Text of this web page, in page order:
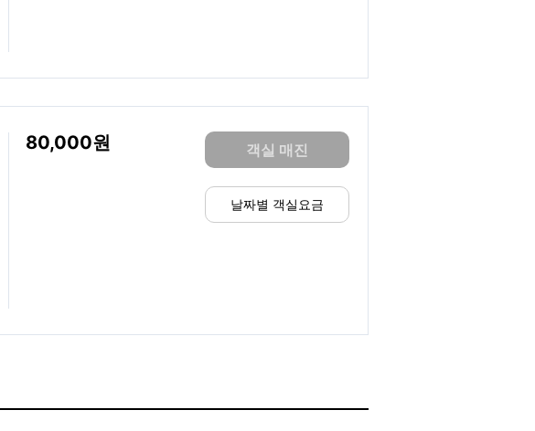
80,000 객실 매진
날짜별 객실요금